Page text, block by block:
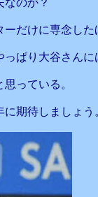
のか？
だけに専念した
ぱり大谷さんに
っている。
期待しましょう